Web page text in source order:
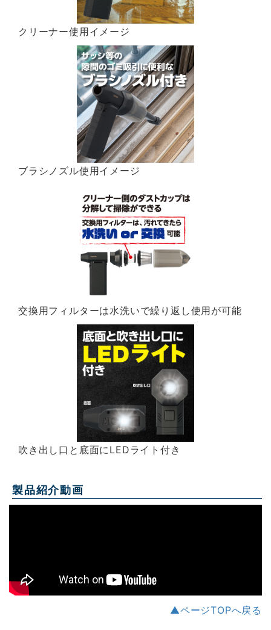
クリーナー使用イメージ
ブラシノズル使用イメージ
交換用フィルターは水洗いで繰り返し使用が可能
吹き出し口と底面にLEDライト付き
製品紹介動画
▲ページTOPへ戻る